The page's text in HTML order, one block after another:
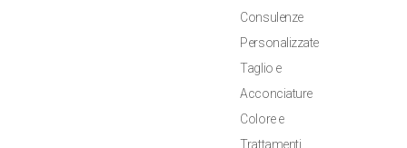
Consulenze
Personalizzate
Taglio e
Acconciature
Colore e
Trattamenti